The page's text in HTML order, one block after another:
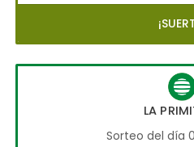
LA
Sorteo del día